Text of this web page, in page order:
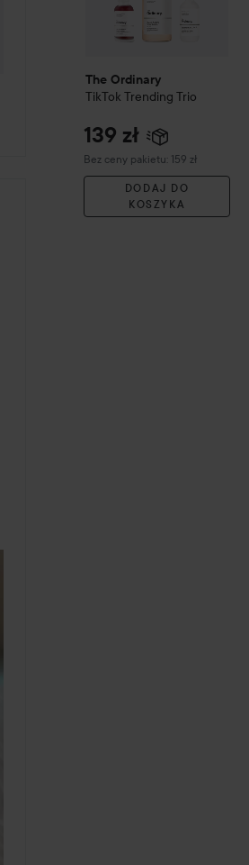
The Ordinary
TikTok Trending Trio
139 zł
Bez ceny pakietu: 159 zł
DODAJ DO
KOSZYKA